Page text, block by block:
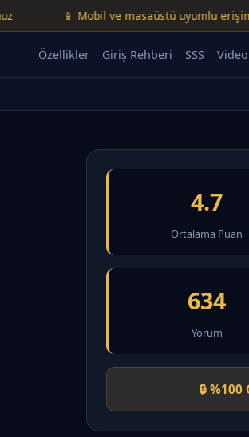
📱 Mobil ve masaüstü uyumlu erişim
Özellikler Giriş Rehberi SSS Video
4.7
Ortalama Puan
634
Yorum
🔒